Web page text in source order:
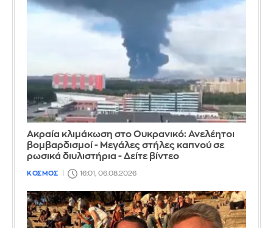
Ακραία κλιμάκωση στο Ουκρανικό: Ανελέητοι
βομβαρδισμοί - Μεγάλες στήλες καπνού σε
ρωσικά διυλιστήρια - Δείτε βίντεο
ΚΟΣΜΟΣ 16:01, 06.08.2026